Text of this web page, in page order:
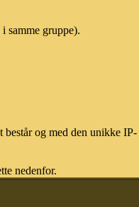
samme gruppe).
og med den unikke IP-
nedenfor.